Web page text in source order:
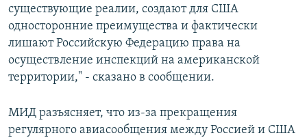
существующие реалии, создают для США
односторонние преимущества и фактически
лишают Российскую Федерацию права на
осуществление инспекций на американской
территории," - сказано в сообщении.
МИД разъясняет, что из-за прекращения
регулярного авиасообщения между Россией и США